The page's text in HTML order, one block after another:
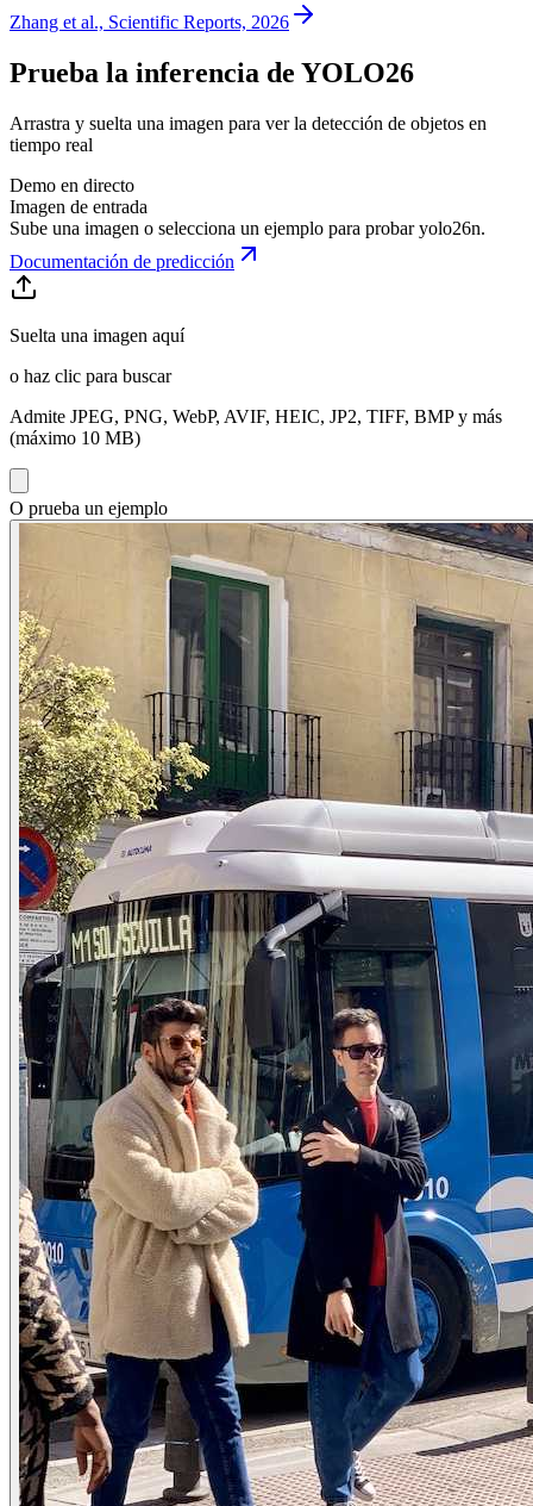
Zhang et al., Scientific Reports, 2026
Prueba la inferencia de YOLO26
Arrastra y suelta una imagen para ver la detección de objetos en
tiempo real
Demo en directo
Imagen de entrada
Sube una imagen o selecciona un ejemplo para probar yolo26n.
Documentación de predicción
Suelta una imagen aquí
o haz clic para buscar
Admite JPEG, PNG, WebP, AVIF, HEIC, JP2, TIFF, BMP y más
(máximo 10 MB)
O prueba un ejemplo